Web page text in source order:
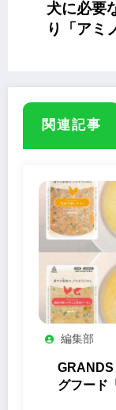
犬に必要
り「アミ
関連記事
編集部
GRANDS
グフード